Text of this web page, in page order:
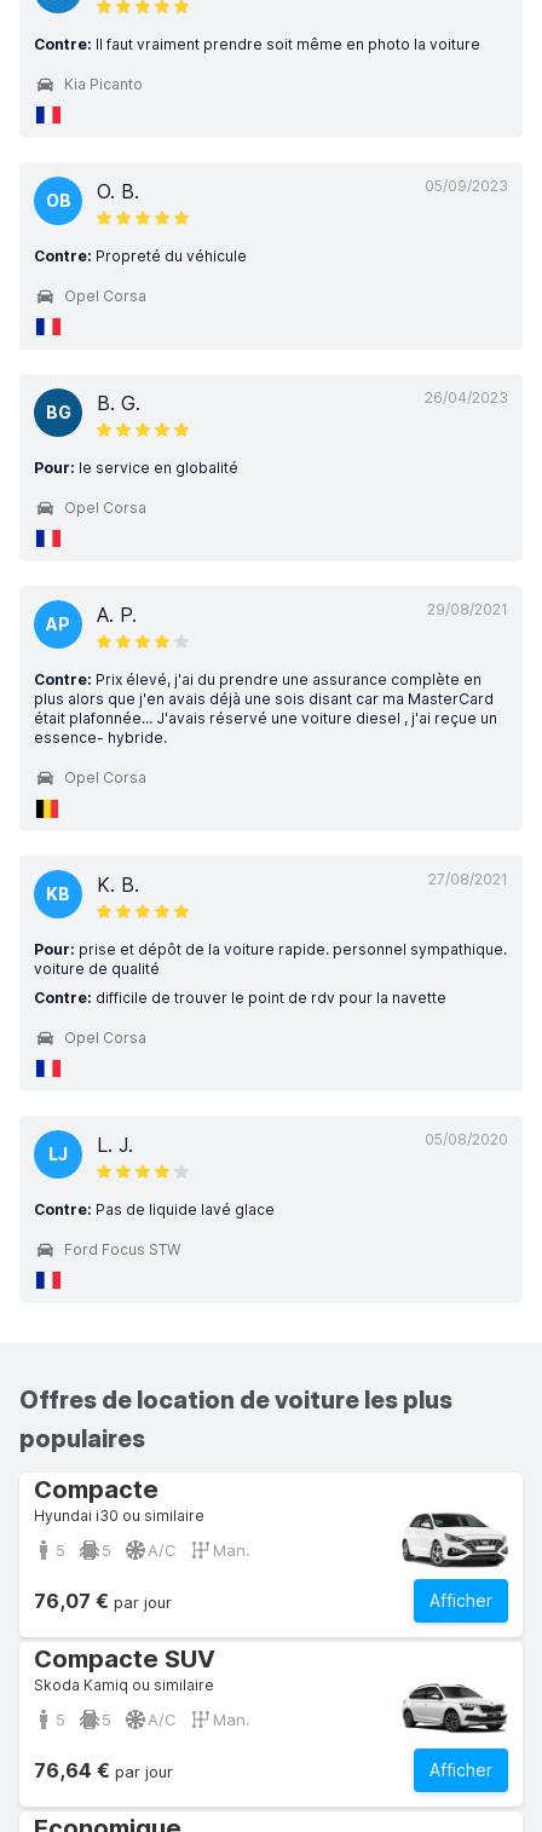
Contre: Il faut vraiment prendre soit même en photo la voiture
Kia Picanto
05/09/2023
OB O. B.
Contre: Propreté du véhicule
Opel Corsa
26/04/2023
BG B. G.
Pour: le service en globalité
Opel Corsa
29/08/2021
AP A. P.
Contre: Prix élevé, j'ai du prendre une assurance complète en
plus alors que j'en avais déjà une sois disant car ma MasterCard
était plafonnée... J'avais réservé une voiture diesel , j'ai reçue un
essence- hybride.
Opel Corsa
27/08/2021
KB K. B.
Pour: prise et dépôt de la voiture rapide. personnel sympathique.
voiture de qualité
Contre: difficile de trouver le point de rdv pour la navette
Opel Corsa
05/08/2020
LJ L. J.
Contre: Pas de liquide lavé glace
Ford Focus STW
Offres de location de voiture les plus
populaires
Compacte
Hyundai i30 ou similaire
5 5 A/C Man.
Afficher
76,07 € par jour
Compacte SUV
Skoda Kamiq ou similaire
5 5 A/C Man.
Afficher
76,64 € par jour